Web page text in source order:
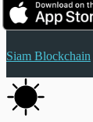
Siam Blockchain